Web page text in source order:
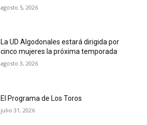
agosto 5, 2026
La UD Algodonales estará dirigida por
cinco mujeres la próxima temporada
agosto 3, 2026
El Programa de Los Toros
julio 31, 2026